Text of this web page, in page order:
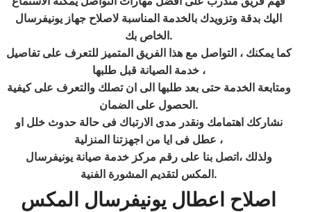
اليك بدقة وتزويدك بالخدمة المناسبة لاصلاح جهاز يونيفرسال
الخاص بك.
كما يمكنك ، التواصل مع هذا الفريق المتميز للتعرف على تفاصيل
خدمة الصيانة قبل طلبها ،
ومتابعة الخدمة حتى بعد طلبها الى ان تصلك والتعرف على كيفية
الحصول على الضمان.
نشاركك اهتمامك ونقدر مدى الارتباك فى حالة حدوث خلل او
عطل فى ايا من اجهزتنا المنزلية ،
ولذلك ،اتصل بنا على رقم مركز خدمة صيانة يونيفرسال
المكس لتقديم المشورة الفنية.
اصلاح اعطال يونيفرسال المكس